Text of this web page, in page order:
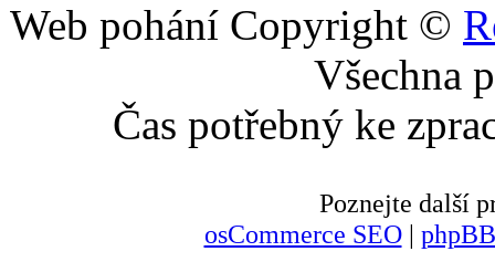
Web pohání Copyright ©
Všechna
Čas potřebný ke
Poznejte další
osCommerce SEO|